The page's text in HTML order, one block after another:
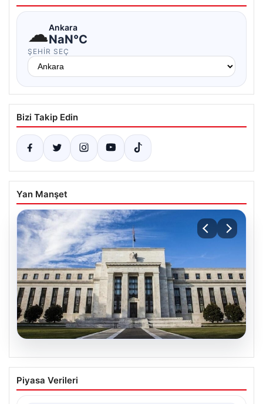
☁Ankara
NaN°C
ŞEHIR SEÇ
Bizi Takip Edin
Yan Manşet
FED’in Nisan kararı: Tarih, saat ve
piyasaların beklentisi
Piyasa Verileri